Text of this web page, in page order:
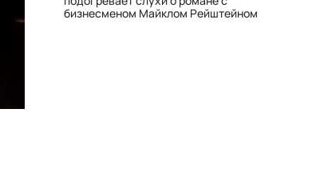
бизнесменом Майклом Рейштейном